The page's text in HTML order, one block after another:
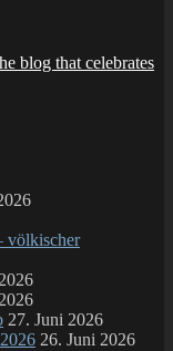
blog that celebrates
völkischer
27. Juni 2026
26. Juni 2026